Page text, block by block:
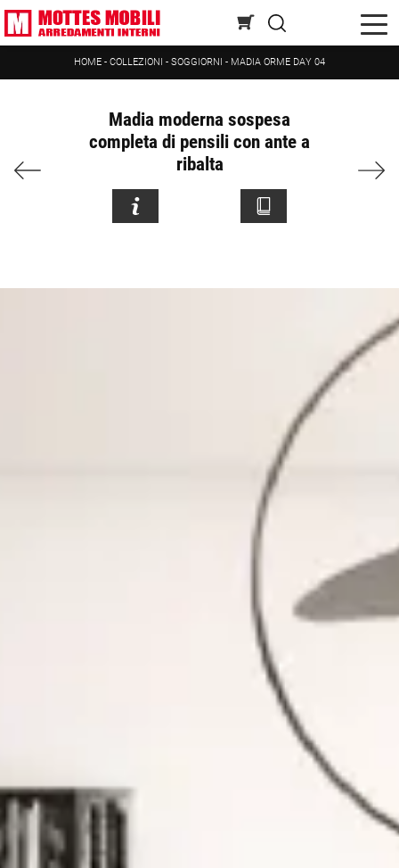
HOME - COLLEZIONI - SOGGIORNI - MADIA ORME DAY 04
Madia moderna sospesa
completa di pensili con ante a
ribalta